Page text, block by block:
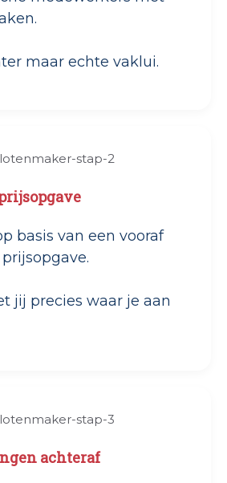
maar echte vaklui.
basis van een vooraf
jij precies waar je aan
achteraf